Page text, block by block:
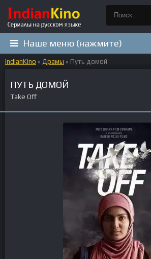
Наше меню (нажмите)
IndianKino » Драмы » Путь домой
ПУТЬ ДОМОЙ
Take Off